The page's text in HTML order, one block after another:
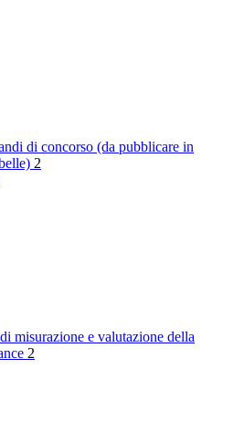
di concorso (da pubblicare in
2
misurazione e valutazione della
2